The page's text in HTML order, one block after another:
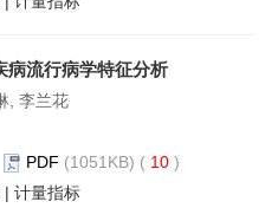
流行病学特征分析
, 李兰花
PDF (1051KB) ( 10 )
| 计量指标